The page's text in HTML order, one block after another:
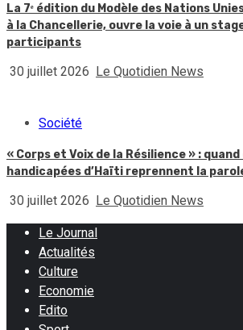
La 7ᵉ édition du Modèle des Nations
à la Chancellerie, ouvre la voie à un
participants
30 juillet 2026 Le Quotidien News
Société
« Corps et Voix de la Résilience » :
handicapées d’Haïti reprennent la
30 juillet 2026 Le Quotidien News
Le Journal
Actualités
Culture
Economie
Edito